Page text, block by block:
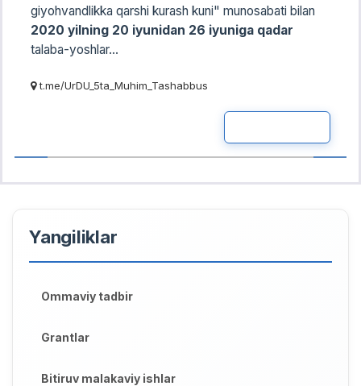
giyohvandlikka qarshi kurash kuni" munosabati bilan
2020 yilning 20 iyunidan 26 iyuniga qadar
talaba-yoshlar...
t.me/UrDU_5ta_Muhim_Tashabbus
Yangiliklar
Ommaviy tadbir
Grantlar
Bitiruv malakaviy ishlar